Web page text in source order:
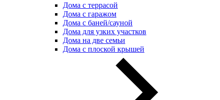
Дома с террасой
Дома с гаражом
Дома с баней/сауной
Дома для узких участков
Дома на две семьи
Дома с плоской крышей